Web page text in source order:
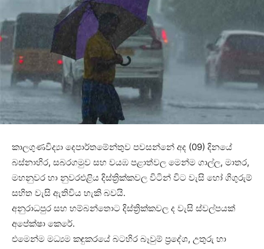
කාලගුණවිද්‍යා දෙපාර්තමේන්තුව පවසන්නේ අද (09) දිනයේ
බස්නාහිර, සබරගමුව සහ වයඹ පළාත්වල මෙන්ම ගාල්ල, මාතර,
මහනුවර හා නුවරඑළිය දිස්ත්‍රික්කවල විටින් විට වැසි හෝ ගිගුරුම්
සහිත වැසි ඇතිවිය හැකි බවයි.
අනුරාධපුර සහ හම්බන්තොට දිස්ත්‍රික්කවල ද වැසි ස්වල්පයක්
අපේක්ෂා කෙරේ.
එමෙන්ම මධ්‍යම කඳුකරයේ බටහිර බෑවුම් ප්‍රදේශ, උතුරු හා